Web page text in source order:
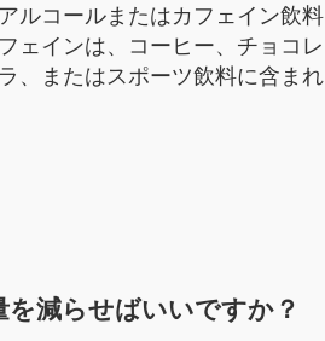
ルコールまたはカフェイン飲料
ェインは、コーヒー、チョコレ
、またはスポーツ飲料に含まれ
を減らせばいいですか？